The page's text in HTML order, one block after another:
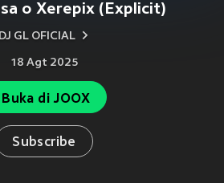
o Xerepix (Explicit)
DJ GL OFICIAL
18 Agt 2025
Buka di JOOX
Subscribe